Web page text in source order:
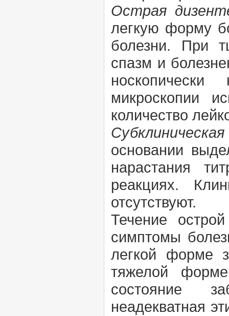
Острая
легкую форму
болезни. При
спазм и
микроскопии
количество
основании
нарастания
реакциях.
отсутствуют.
Течение
симптомы
легкой форме
тяжелой
состояние
неадекватная